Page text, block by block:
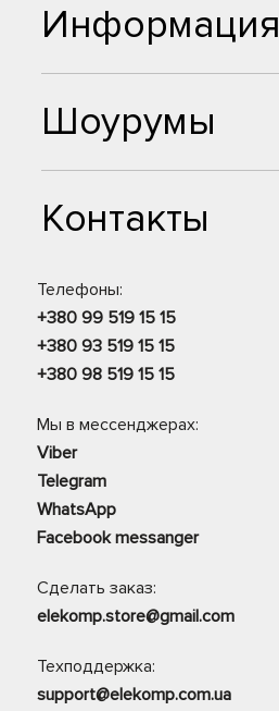
Шоурумы
Контакты
Телефоны:
+380 99 519 15 15
+380 93 519 15 15
+380 98 519 15 15
Мы в мессенджерах:
Viber
Telegram
WhatsApp
Facebook messanger
Сделать заказ:
elekomp.store@gmail.com
Техподдержка:
support@elekomp.com.ua
Информация